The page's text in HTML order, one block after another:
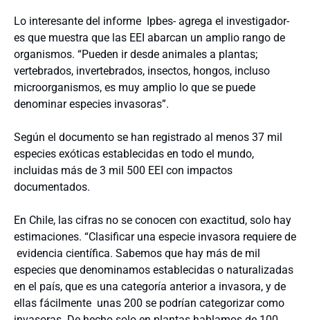
Lo interesante del informe Ipbes- agrega el investigador-
es que muestra que las EEI abarcan un amplio rango de
organismos. “Pueden ir desde animales a plantas;
vertebrados, invertebrados, insectos, hongos, incluso
microorganismos, es muy amplio lo que se puede
denominar especies invasoras”.
Según el documento se han registrado al menos 37 mil
especies exóticas establecidas en todo el mundo,
incluidas más de 3 mil 500 EEI con impactos
documentados.
En Chile, las cifras no se conocen con exactitud, solo hay
estimaciones. “Clasificar una especie invasora requiere de
evidencia científica. Sabemos que hay más de mil
especies que denominamos establecidas o naturalizadas
en el país, que es una categoría anterior a invasora, y de
ellas fácilmente unas 200 se podrían categorizar como